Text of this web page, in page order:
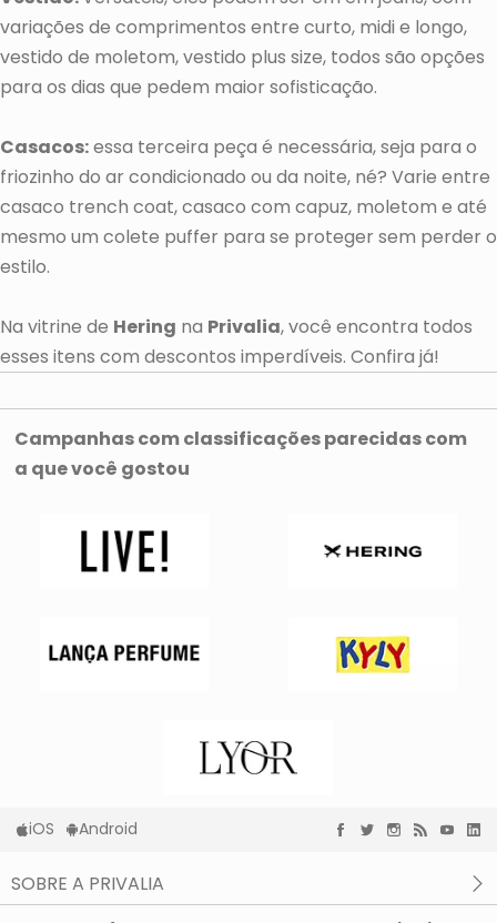
variações de comprimentos entre curto, midi e longo,
vestido de moletom, vestido plus size, todos são opções
para os dias que pedem maior sofisticação.
Casacos:essa terceira peça é necessária, seja para o
friozinho do ar condicionado ou da noite, né? Varie entre
casaco trench coat, casaco com capuz, moletom e até
mesmo um colete puffer para se proteger sem perder o
estilo.
Na vitrine de Hering na Privalia, você encontra todos
esses itens com descontos imperdíveis. Confira já!
Campanhas com classificações parecidas com
a que você gostou
iOS Android
SOBRE A PRIVALIA